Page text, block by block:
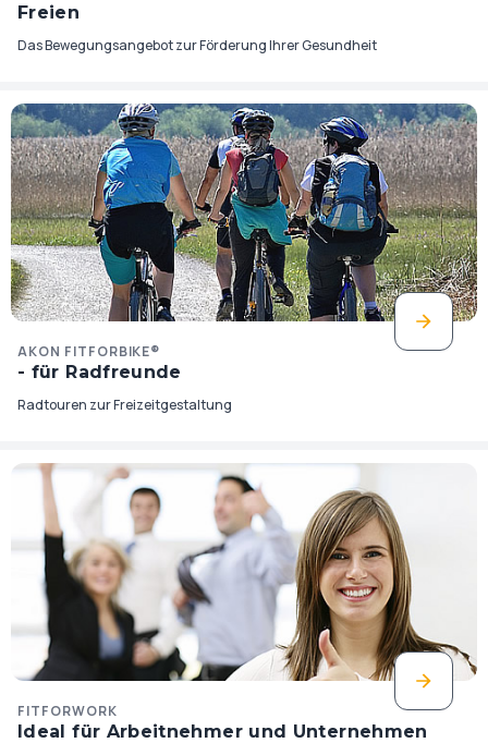
Freien
Das Bewegungsangebot zur Förderung Ihrer Gesundheit
AKON FITFORBIKE®
- für Radfreunde
Radtouren zur Freizeitgestaltung
FITFORWORK
Ideal für Arbeitnehmer und Unternehmen